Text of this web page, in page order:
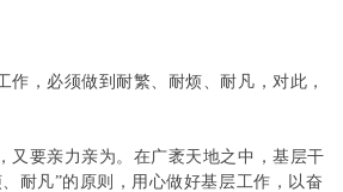
作，必须做到耐繁、耐烦、耐凡，对此，
又要亲力亲为。在广袤天地之中，基层干
耐凡”的原则，用心做好基层工作，以奋